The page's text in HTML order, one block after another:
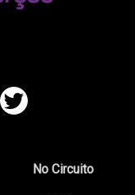
No Circuito